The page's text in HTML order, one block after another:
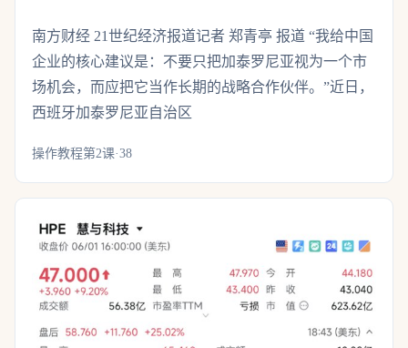
南方财经 21世纪经济报道记者 郑青亭 报道 “我给中国
企业的核心建议是：不要只把加泰罗尼亚视为一个市
场机会，而应把它当作长期的战略合作伙伴。”近日，
西班牙加泰罗尼亚自治区
操作教程第2课·38